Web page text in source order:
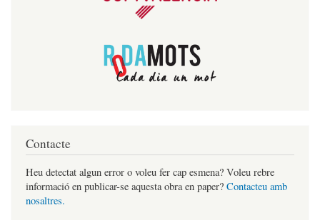
Contacte
Heu detectat algun error o voleu fer cap esmena? Voleu rebre
informació en publicar-se aquesta obra en paper? Contacteu amb
nosaltres.